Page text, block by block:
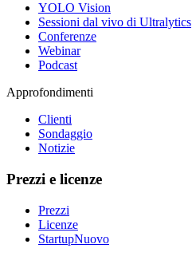
YOLO Vision
Sessioni dal vivo di Ultralytics
Conferenze
Webinar
Podcast
Approfondimenti
Clienti
Sondaggio
Notizie
Prezzi e licenze
Prezzi
Licenze
StartupNuovo